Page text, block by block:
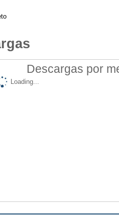
Descargas por
Loading...